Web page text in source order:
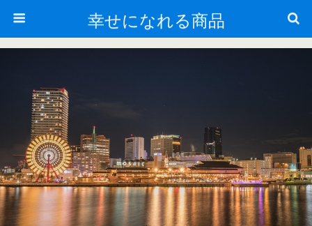
幸せになれる商品